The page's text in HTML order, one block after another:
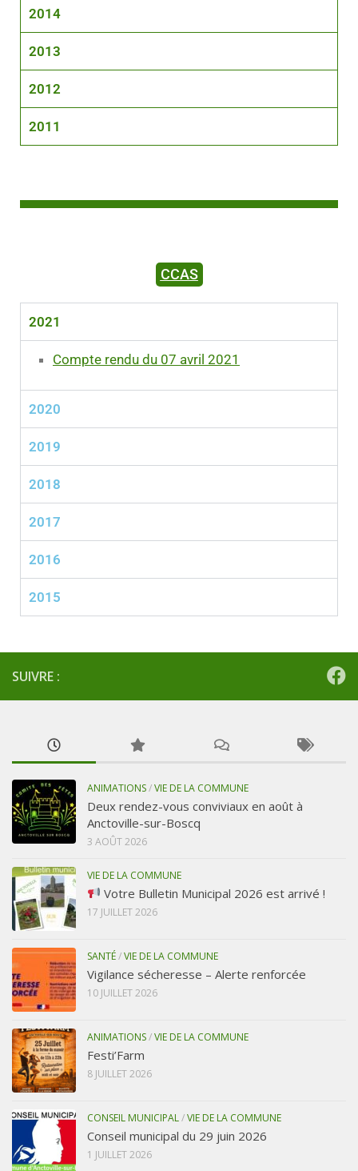
2014
2013
2012
2011
CCAS
2021
Compte rendu du 07 avril 2021
2020
2019
2018
2017
2016
2015
SUIVRE :
ANIMATIONS/VIE DE LA COMMUNE
Deux rendez-vous conviviaux en août à
Anctoville-sur-Boscq
3 AOÛT 2026
VIE DE LA COMMUNE
Votre Bulletin Municipal 2026 est arrivé !
17 JUILLET 2026
SANTÉ/VIE DE LA COMMUNE
Vigilance sécheresse – Alerte renforcée
10 JUILLET 2026
ANIMATIONS/VIE DE LA COMMUNE
Festi’Farm
8 JUILLET 2026
CONSEIL MUNICIPAL/VIE DE LA COMMUNE
Conseil municipal du 29 juin 2026
1 JUILLET 2026